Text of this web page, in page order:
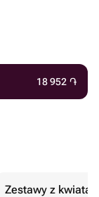
18 952 ֏
Zestawy z